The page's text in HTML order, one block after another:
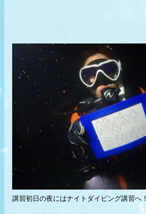
講習初日の夜にはナイトダイビング講習へ！